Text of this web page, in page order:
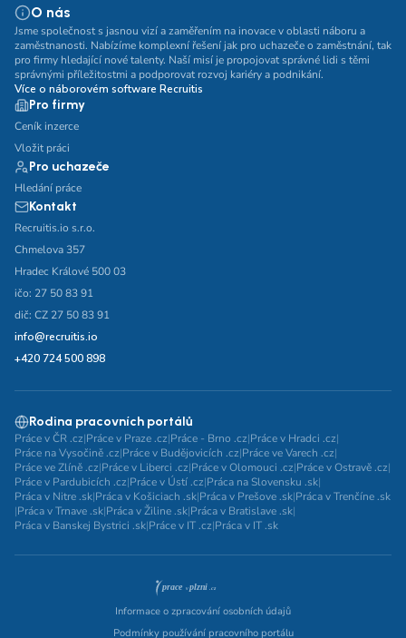
O nás
Jsme společnost s jasnou vizí a zaměřením na inovace v oblasti náboru a
zaměstnanosti. Nabízíme komplexní řešení jak pro uchazeče o zaměstnání, tak
pro firmy hledající nové talenty. Naší misí je propojovat správné lidi s těmi
správnými příležitostmi a podporovat rozvoj kariéry a podnikání.
Více o náborovém software Recruitis
Pro firmy
Ceník inzerce
Vložit práci
Pro uchazeče
Hledání práce
Kontakt
Recruitis.io s.r.o.
Chmelova 357
Hradec Králové 500 03
ičo: 27 50 83 91
dič: CZ 27 50 83 91
info@recruitis.io
+420 724 500 898
Rodina pracovních portálů
Práce v ČR .cz|Práce v Praze .cz|Práce - Brno .cz|Práce v Hradci .cz|
Práce na Vysočině .cz|Práce v Budějovicích .cz|Práce ve Varech .cz|
Práce ve Zlíně .cz|Práce v Liberci .cz|Práce v Olomouci .cz|Práce v Ostravě .cz|
Práce v Pardubicích .cz|Práce v Ústí .cz|Práca na Slovensku .sk|
Práca v Nitre .sk|Práca v Košiciach .sk|Práca v Prešove .sk|Práca v Trenčíne .sk
|Práca v Trnave .sk|Práca v Žiline .sk|Práca v Bratislave .sk|
Práca v Banskej Bystrici .sk|Práce v IT .cz|Práca v IT .sk
Informace o zpracování osobních údajů
Podmínky používání pracovního portálu